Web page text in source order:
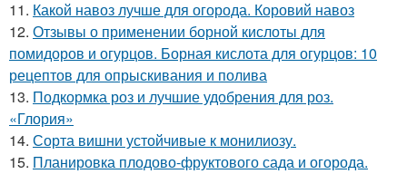
11. Какой навоз лучше для огорода. Коровий навоз
12. Отзывы о применении борной кислоты для
помидоров и огурцов. Борная кислота для огурцов: 10
рецептов для опрыскивания и полива
13. Подкормка роз и лучшие удобрения для роз.
«Глория»
14. Сорта вишни устойчивые к монилиозу.
15. Планировка плодово-фруктового сада и огорода.